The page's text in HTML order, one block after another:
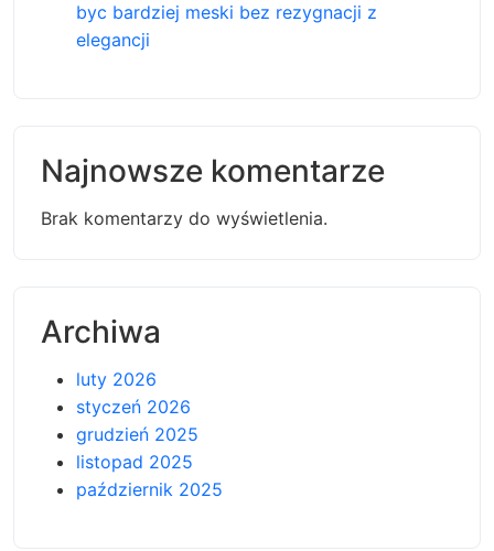
byc bardziej meski bez rezygnacji z
elegancji
Najnowsze komentarze
Brak komentarzy do wyświetlenia.
Archiwa
luty 2026
styczeń 2026
grudzień 2025
listopad 2025
październik 2025